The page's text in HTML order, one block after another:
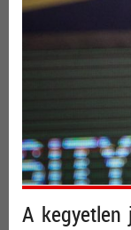
A kegyetlen